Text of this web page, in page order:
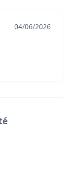
04/06/2026